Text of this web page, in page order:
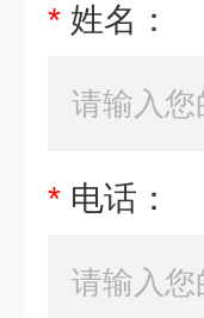
* 姓名：
* 电话：